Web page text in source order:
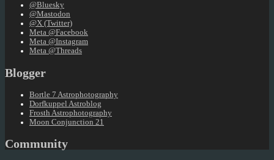
@Bluesky
@Mastodon
@X (Twitter)
Meta @Facebook
Meta @Instagram
Meta @Threads
Blogger
Bortle 7 Astrophotography
Dorfkuppel Astroblog
Frosth Astrophotography
Moon Conjunction 21
Community